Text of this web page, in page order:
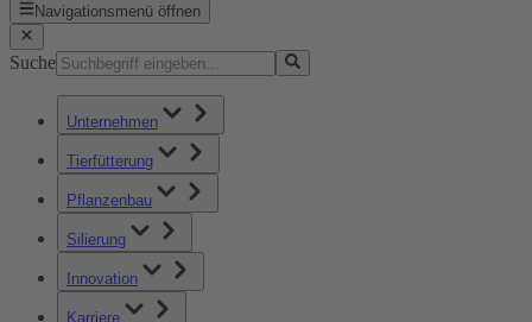
Navigationsmenü öffnen
Suche
Unternehmen
Tierfütterung
Pflanzenbau
Silierung
Innovation
Karriere